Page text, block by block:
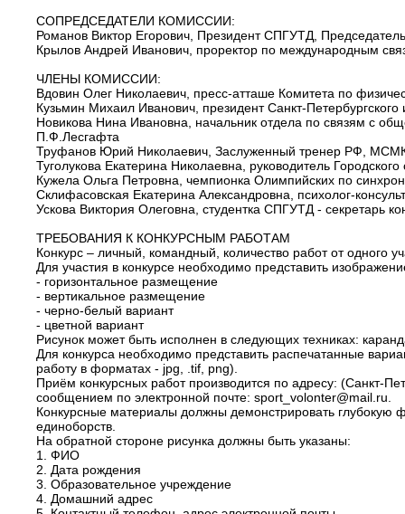
СОПРЕДСЕДАТЕЛИ КОМИССИИ:
Романов Виктор Егорович, Президент СПГУТД,
Крылов Андрей Иванович, проректор по международным
ЧЛЕНЫ КОМИССИИ:
Вдовин Олег Николаевич, пресс-атташе Комитета по
Кузьмин Михаил Иванович, президент Санкт-
Новикова Нина Ивановна, начальник отдела по связям с
П.Ф.Лесгафта
Труфанов Юрий Николаевич, Заслуженный тренер РФ,
Туголукова Екатерина Николаевна, руководитель
Кужела Ольга Петровна, чемпионка Олимпийских по
Склифасовская Екатерина Александровна, психолог-
Ускова Виктория Олеговна, студентка СПГУТД - секретарь
ТРЕБОВАНИЯ К КОНКУРСНЫМ РАБОТАМ
Конкурс – личный, командный, количество работ от одного
Для участия в конкурсе необходимо представить
- горизонтальное размещение
- вертикальное размещение
- черно-белый вариант
- цветной вариант
Рисунок может быть исполнен в следующих техниках:
Для конкурса необходимо представить распечатанные
работу в форматах - jpg, .tif, png).
Приём конкурсных работ производится по адресу:
сообщением по электронной почте: sport_volonter@mail.ru.
Конкурсные материалы должны демонстрировать глубокую
единоборств.
На обратной стороне рисунка должны быть указаны:
1. ФИО
2. Дата рождения
3. Образовательное учреждение
4. Домашний адрес